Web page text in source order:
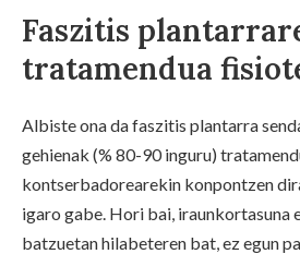
Faszitis
tratamendua
Albiste ona da faszitis plantarra
gehienak (% 80-90 inguru)
kontserbadorearekin konpontzen
igaro gabe. Hori bai, iraunkortasuna
batzuetan hilabeteren bat, ez egun